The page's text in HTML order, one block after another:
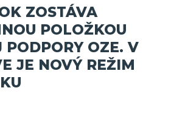
ZOSTÁVA
POLOŽKOU
PODPORY OZE. V
JE NOVÝ REŽIM